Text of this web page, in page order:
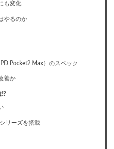
も変化
やるのか
Pocket2 Max）のスペック
善か
!?
リーズを搭載